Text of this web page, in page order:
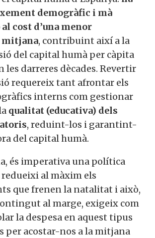
demogràfic i mà
al cost d’una menor
mitjana, contribuint així a la
del capital humà per càpita
les darreres dècades. Revertir
requereix tant afrontar els
interns com gestionar
qualitat (educativa) dels
, reduint-los i garantint-
del capital humà.
és imperativa una política
al màxim els
que frenen la natalitat i això,
al marge, exigeix com
la despesa en aquest tipus
per acostar-nos a la mitjana